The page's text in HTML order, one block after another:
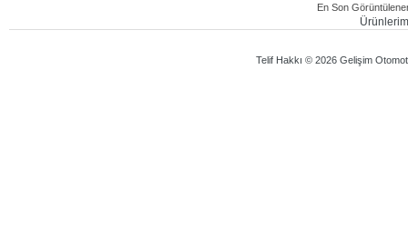
En Son
Telif Hakkı © 2026 Gelişim